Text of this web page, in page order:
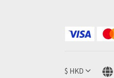
$ HKD